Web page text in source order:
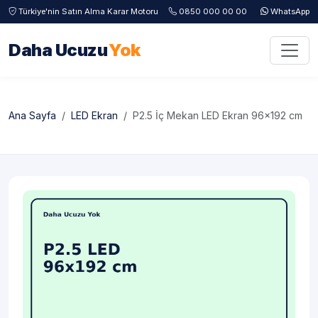
Türkiye'nin Satın Alma Karar Motoru 0850 000 00 00 WhatsApp
Daha UcuzuYok
Ana Sayfa LED Ekran P2.5 İç Mekan LED Ekran 96x192 cm